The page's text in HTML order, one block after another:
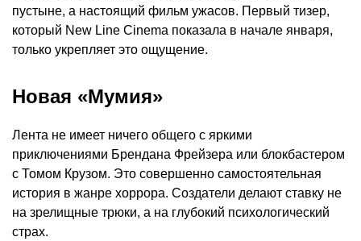
пустыне, а настоящий фильм ужасов. Первый тизер,
который New Line Cinema показала в начале января,
только укрепляет это ощущение.
Новая «Мумия»
Лента не имеет ничего общего с яркими
приключениями Брендана Фрейзера или блокбастером
с Томом Крузом. Это совершенно самостоятельная
история в жанре хоррора. Создатели делают ставку не
на зрелищные трюки, а на глубокий психологический
страх.